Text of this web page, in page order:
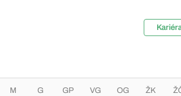
M G GP VG OG ŽK